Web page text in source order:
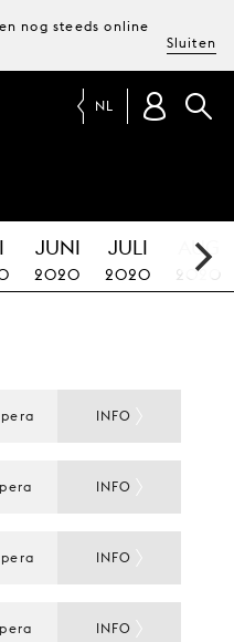
nog steeds online
Sluiten
NL
JUNI
2020
JULI
2020
AUG
2020
INFO
INFO
INFO
INFO